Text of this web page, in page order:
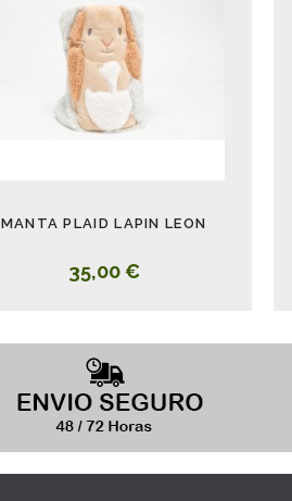
MANTA PLAID LAPIN LEON
35,00 €